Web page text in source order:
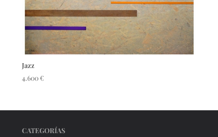
Jazz
4.600 €
CATEGORÍAS